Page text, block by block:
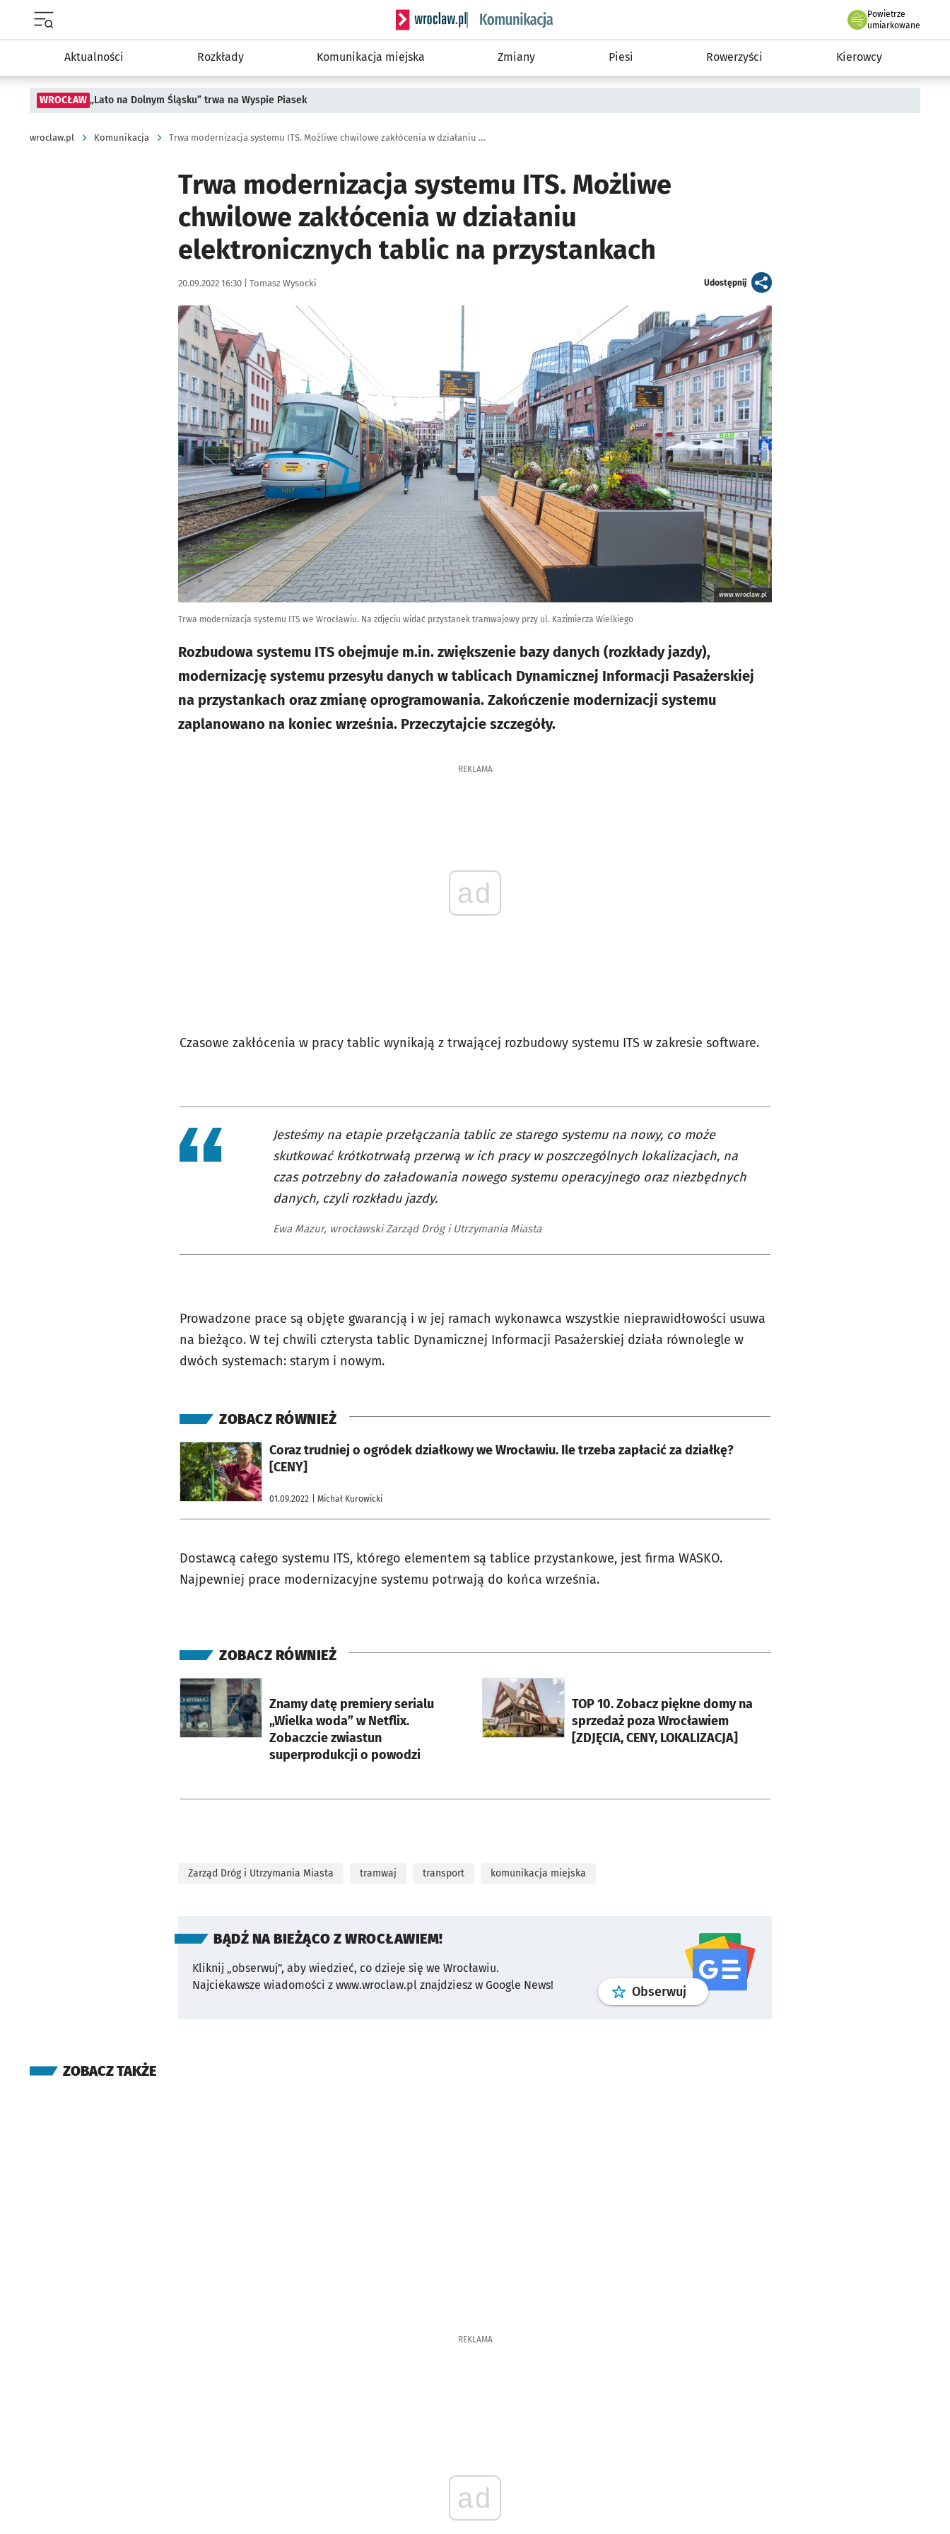
Serwis informacyjny wroclaw.pl podserwis: Komunikacja
Powietrze
we Wrocławiu
umiarkowane
Aktualności Rozkłady Komunikacja miejska Zmiany Piesi Rowerzyści Kierowcy
WROCŁAW „Lato na Dolnym Śląsku” trwa na Wyspie Piasek
wroclaw.pl Komunikacja Trwa modernizacja systemu ITS. Możliwe chwilowe zakłócenia w działaniu elektronicznych tablic na przystankach
Trwa modernizacja systemu ITS. Możliwe
chwilowe zakłócenia w działaniu
elektronicznych tablic na przystankach
Data publikacji:
20.09.2022 16:30 | Autor:
Tomasz Wysocki Udostępnijartykuł
Kliknij, aby powiększyć
www.wroclaw.pl
Trwa modernizacja systemu ITS we Wrocławiu. Na zdjęciu widać przystanek tramwajowy przy ul. Kazimierza Wielkiego
Rozbudowa systemu ITS obejmuje m.in. zwiększenie bazy danych (rozkłady jazdy),
modernizację systemu przesyłu danych w tablicach Dynamicznej Informacji Pasażerskiej
na przystankach oraz zmianę oprogramowania. Zakończenie modernizacji systemu
zaplanowano na koniec września. Przeczytajcie szczegóły.
REKLAMA
ad
Czasowe zakłócenia w pracy tablic wynikają z trwającej rozbudowy systemu ITS w zakresie software.
Jesteśmy na etapie przełączania tablic ze starego systemu na nowy, co może
skutkować krótkotrwałą przerwą w ich pracy w poszczególnych lokalizacjach, na
czas potrzebny do załadowania nowego systemu operacyjnego oraz niezbędnych
danych, czyli rozkładu jazdy.
Ewa Mazur, wrocławski Zarząd Dróg i Utrzymania Miasta
Prowadzone prace są objęte gwarancją i w jej ramach wykonawca wszystkie nieprawidłowości usuwa
na bieżąco. W tej chwili czterysta tablic Dynamicznej Informacji Pasażerskiej działa równolegle w
dwóch systemach: starym i nowym.
ZOBACZ RÓWNIEŻ
Coraz trudniej o ogródek działkowy we Wrocławiu. Ile trzeba zapłacić za działkę?
[CENY]
01.09.2022 | Michał Kurowicki
otworzy się w nowej karcie
Dostawcą całego systemu ITS, którego elementem są tablice przystankowe, jest firma WASKO.
Najpewniej prace modernizacyjne systemu potrwają do końca września.
ZOBACZ RÓWNIEŻ
Znamy datę premiery serialu
„Wielka woda” w Netflix.
Zobaczcie zwiastun
superprodukcji o powodzi
otworzy się w nowej karcie
TOP 10. Zobacz piękne domy na
sprzedaż poza Wrocławiem
[ZDJĘCIA, CENY, LOKALIZACJA]
otworzy się w nowej karcie
Zarząd Dróg i Utrzymania Miasta tramwaj transport komunikacja miejska
BĄDŹ NA BIEŻĄCO Z WROCŁAWIEM!
Kliknij „obserwuj”, aby wiedzieć, co dzieje się we Wrocławiu.
Najciekawsze wiadomości z www.wroclaw.pl znajdziesz w Google News!
Obserwuj profilgoogle news
ZOBACZ TAKŻE
REKLAMA
ad